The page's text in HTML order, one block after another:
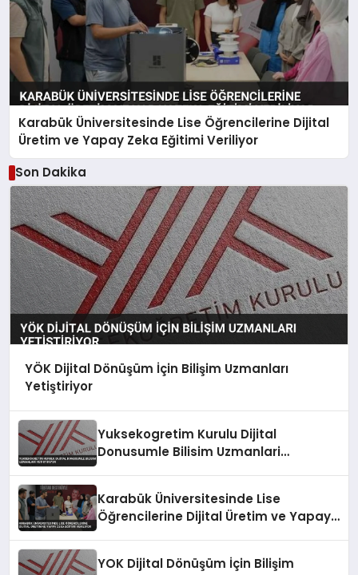
Karabük Üniversitesinde Lise Öğrencilerine Dijital
Üretim ve Yapay Zeka Eğitimi Veriliyor
Son Dakika
YÖK Dijital Dönüşüm İçin Bilişim Uzmanları
Yetiştiriyor
Yuksekogretim Kurulu Dijital
Donusumle Bilisim Uzmanlari
Karabük Üniversitesinde Lise
Öğrencilerine Dijital Üretim ve Yapay
YOK Dijital Dönüşüm İçin Bilişim